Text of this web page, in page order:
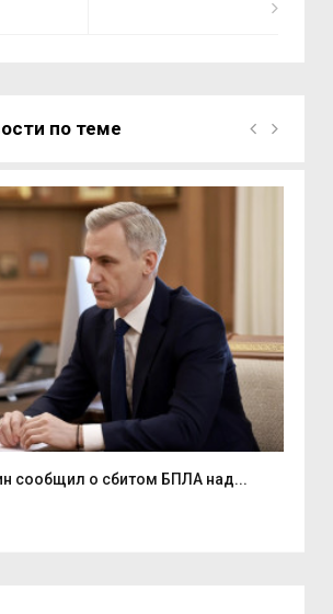
по теме
сообщил о сбитом БПЛА над...